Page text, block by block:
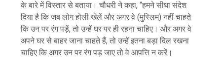
के बारे में विस्तार से बताया। चौधरी ने कहा, “हमने सीधा संदेश
दिया है कि जब लोग होली खेलें और अगर वे (मुस्लिम) नहीं चाहते
कि उन पर रंग पड़ें, तो उन्हें घर पर ही रहना चाहिए। और अगर वे
अपने घर से बाहर जाना चाहते हैं, तो उन्हें इतना बड़ा दिल रखना
चाहिए कि अगर उन पर रंग पड़ जाए तो वे आपत्ति न करें।